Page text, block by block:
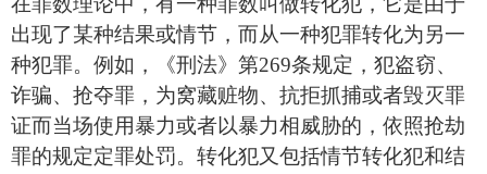
出现了某种结果或情节，而从一种犯罪转化为另一
种犯罪。例如，《刑法》第269条规定，犯盗窃、
诈骗、抢夺罪，为窝藏赃物、抗拒抓捕或者毁灭罪
证而当场使用暴力或者以暴力相威胁的，依照抢劫
罪的规定定罪处罚。转化犯又包括情节转化犯和结